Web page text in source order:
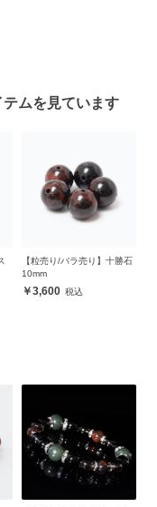
ムを見ています
【粒売り/バラ売り】十勝石
10mm
3,600